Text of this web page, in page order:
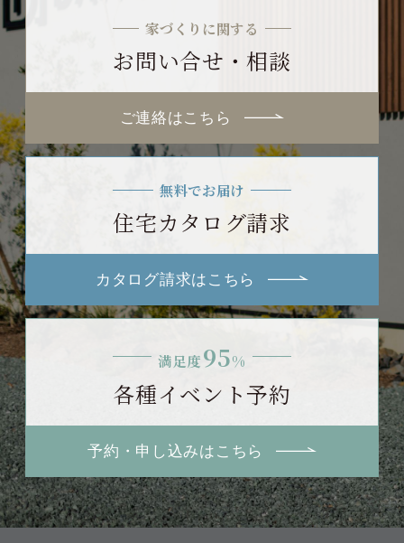
家づくりに関する
お問い合せ・相談
ご連絡はこちら
無料でお届け
住宅カタログ請求
カタログ請求はこちら
満足度95%
各種イベント予約
予約・申し込みはこちら